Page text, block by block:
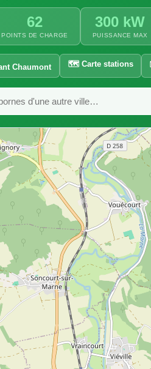
62
POINTS DE CHARGE
300 kW
PUISSANCE MAX
Chaumont 🗺️ Carte stations